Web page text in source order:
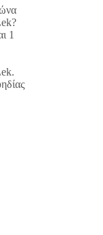
1